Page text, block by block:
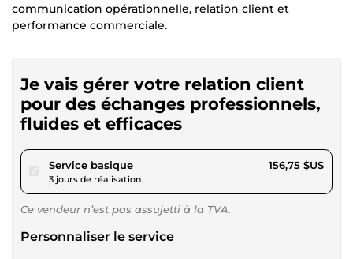
communication opérationnelle, relation client et
performance commerciale.
Je vais gérer votre relation client
pour des échanges professionnels,
fluides et efficaces
Service basiquepour 144,46 $US
3 jours de réalisation
156,75 $US
Ce vendeur n’est pas assujetti à la TVA.
Personnaliser le service